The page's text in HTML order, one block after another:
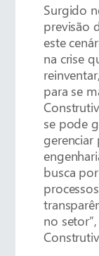
Surgido
previsão
este
na crise
para se
se pode
gerenciar
busca
no